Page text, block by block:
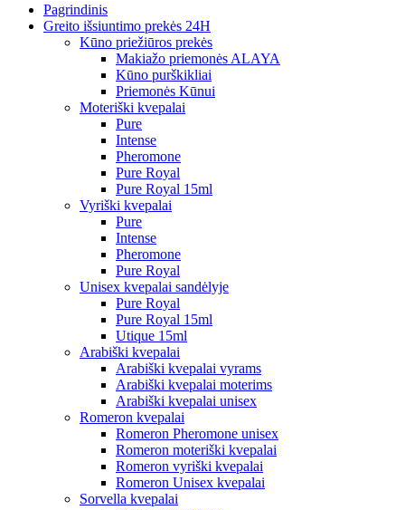
Pagrindinis
Greito išsiuntimo prekės 24H
Kūno priežiūros prekės
Makiažo priemonės ALAYA
Kūno purškikliai
Priemonės Kūnui
Moteriški kvepalai
Pure
Intense
Pheromone
Pure Royal
Pure Royal 15ml
Vyriški kvepalai
Pure
Intense
Pheromone
Pure Royal
Unisex kvepalai sandėlyje
Pure Royal
Pure Royal 15ml
Utique 15ml
Arabiški kvepalai
Arabiški kvepalai vyrams
Arabiški kvepalai moterims
Arabiški kvepalai unisex
Romeron kvepalai
Romeron Pheromone unisex
Romeron moteriški kvepalai
Romeron vyriški kvepalai
Romeron Unisex kvepalai
Sorvella kvepalai